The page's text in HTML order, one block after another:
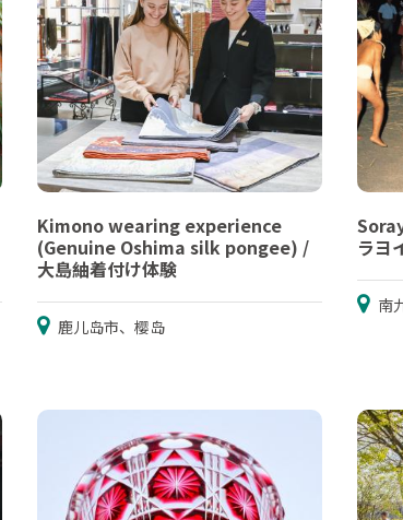
Kimono wearing experience
(Genuine Oshima silk pongee) /
大島紬着付け体験
鹿儿岛市、樱岛
ラヨ
南